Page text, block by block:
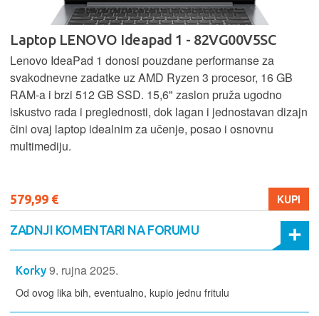
Laptop LENOVO Ideapad 1 - 82VG00V5SC
Lenovo IdeaPad 1 donosi pouzdane performanse za
svakodnevne zadatke uz AMD Ryzen 3 procesor, 16 GB
RAM-a i brzi 512 GB SSD. 15,6" zaslon pruža ugodno
iskustvo rada i preglednosti, dok lagan i jednostavan dizajn
čini ovaj laptop idealnim za učenje, posao i osnovnu
multimediju.
579,99 € KUPI
ZADNJI KOMENTARI NA FORUMU
Korky 9. rujna 2025.
Od ovog lika bih, eventualno, kupio jednu fritulu